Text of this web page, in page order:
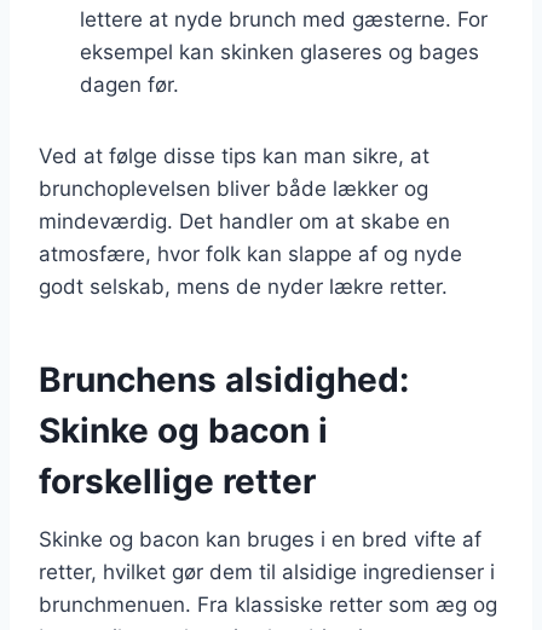
lettere at nyde brunch med gæsterne. For
eksempel kan skinken glaseres og bages
dagen før.
Ved at følge disse tips kan man sikre, at
brunchoplevelsen bliver både lækker og
mindeværdig. Det handler om at skabe en
atmosfære, hvor folk kan slappe af og nyde
godt selskab, mens de nyder lækre retter.
Brunchens alsidighed:
Skinke og bacon i
forskellige retter
Skinke og bacon kan bruges i en bred vifte af
retter, hvilket gør dem til alsidige ingredienser i
brunchmenuen. Fra klassiske retter som æg og